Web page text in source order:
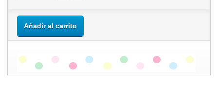
Añadir al carrito